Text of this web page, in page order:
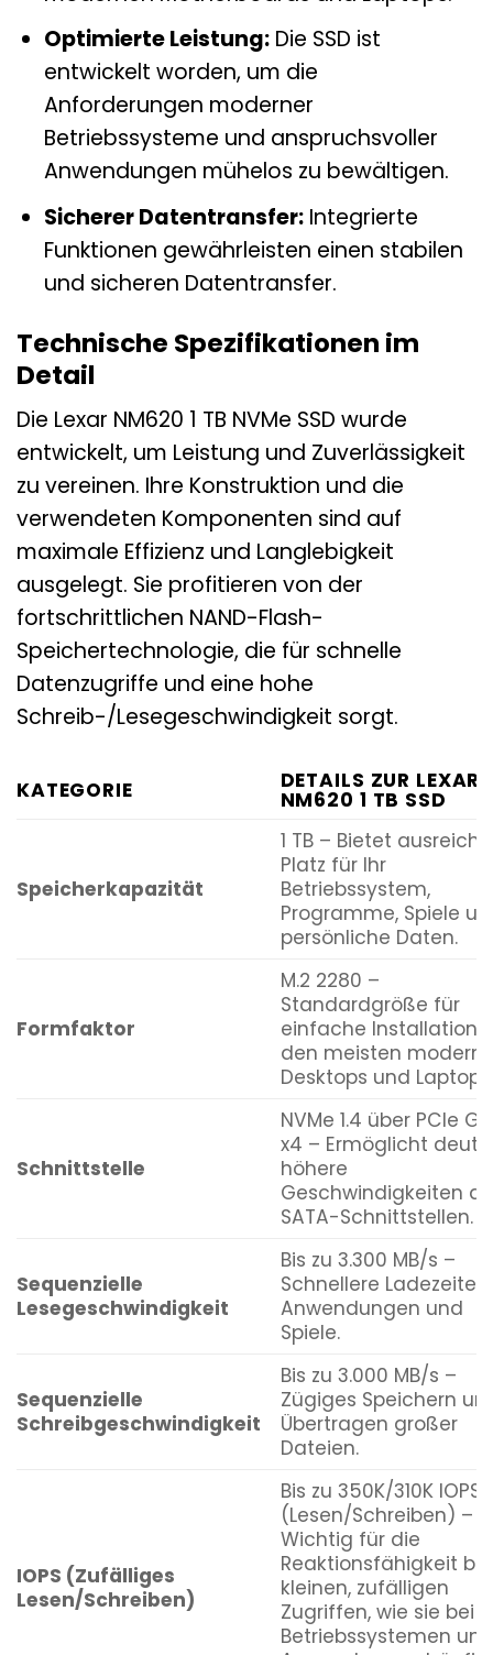
Optimierte Leistung:Die SSD ist
entwickelt worden, um die
Anforderungen moderner
Betriebssysteme und anspruchsvoller
Anwendungen mühelos zu bewältigen.
Sicherer Datentransfer:Integrierte
Funktionen gewährleisten einen stabilen
und sicheren Datentransfer.
Technische Spezifikationen im
Detail
Die Lexar NM620 1 TB NVMe SSD wurde
entwickelt, um Leistung und Zuverlässigkeit
zu vereinen. Ihre Konstruktion und die
verwendeten Komponenten sind auf
maximale Effizienz und Langlebigkeit
ausgelegt. Sie profitieren von der
fortschrittlichen NAND-Flash-
Speichertechnologie, die für schnelle
Datenzugriffe und eine hohe
Schreib-/Lesegeschwindigkeit sorgt.
KATEGORIE DETAILS ZUR LEXAR
NM620 1 TB SSD
Speicherkapazität
1 TB – Bietet
Platz für Ihr
Betriebssystem,
Programme, Spiele
persönliche Daten.
Formfaktor
M.2 2280 –
Standardgröße für
einfache Installation
den meisten
Desktops und Laptops.
Schnittstelle
NVMe 1.4 über PCIe
x4 – Ermöglicht
höhere
Geschwindigkeiten
SATA-Schnittstellen.
Sequenzielle
Lesegeschwindigkeit
Bis zu 3.300 MB/s –
Schnellere
Anwendungen und
Spiele.
Sequenzielle
Schreibgeschwindigkeit
Bis zu 3.000 MB/s –
Zügiges Speichern
Übertragen großer
Dateien.
IOPS (Zufälliges
Lesen/Schreiben)
Bis zu 350K/310K IOPS
(Lesen/Schreiben) –
Wichtig für die
Reaktionsfähigkeit bei
kleinen, zufälligen
Zugriffen, wie sie bei
Betriebssystemen und